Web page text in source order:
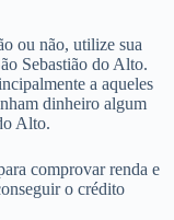
ou não, utilize sua
Sebastião do Alto.
a aqueles
dinheiro algum
Alto.
comprovar renda e
o crédito